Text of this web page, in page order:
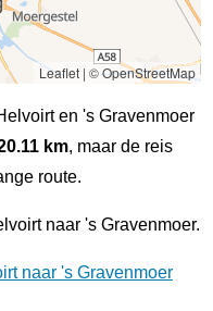
Leaflet| © OpenStreetMap
en 's Gravenmoer
km, maar de reis
route.
naar 's Gravenmoer.
naar 's Gravenmoer